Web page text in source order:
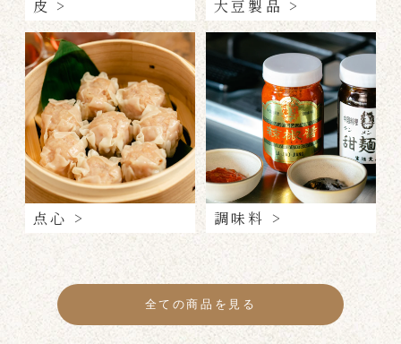
皮 > 大豆製品 >
点心 > 調味料 >
全ての商品を見る